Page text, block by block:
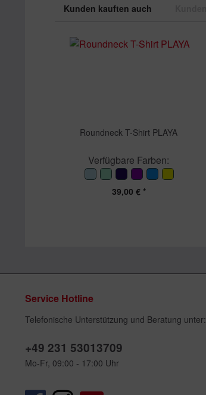
Kunden kauften auch
Roundneck T-Shirt PLAYA
Verfügbare Farben:
39,00 € *
Service Hotline
Telefonische Unterstützung und Beratung unter:
+49 231 53013709
Mo-Fr, 09:00 - 17:00 Uhr